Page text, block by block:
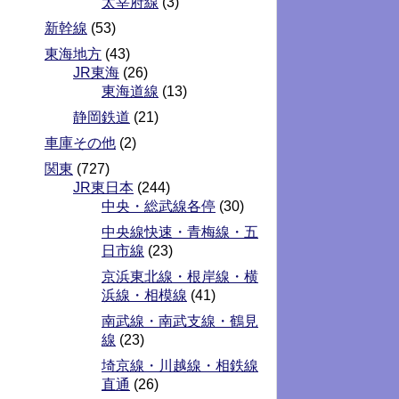
新幹線 (53)
東海地方 (43)
JR東海 (26)
東海道線 (13)
静岡鉄道 (21)
車庫その他 (2)
関東 (727)
JR東日本 (244)
中央・総武線各停 (30)
中央線快速・青梅線・五
日市線 (23)
京浜東北線・根岸線・横
浜線・相模線 (41)
南武線・南武支線・鶴見
線 (23)
埼京線・川越線・相鉄線
直通 (26)